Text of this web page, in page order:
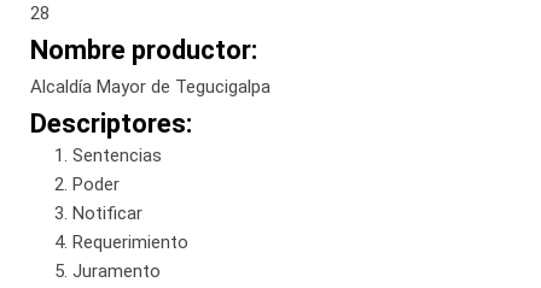
28
Nombre productor:
Alcaldía Mayor de Tegucigalpa
Descriptores:
Sentencias
Poder
Notificar
Requerimiento
Juramento